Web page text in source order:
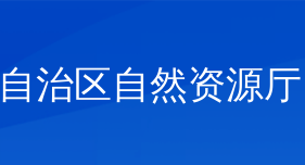
治区自然资源厅